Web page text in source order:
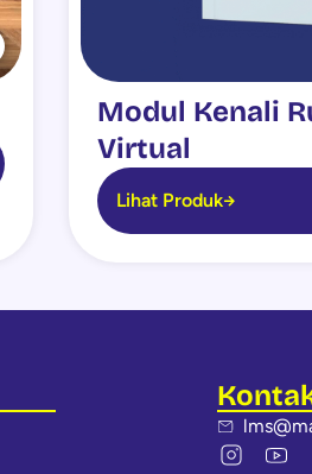
Modul Kenali
Virtual
Lihat Produk